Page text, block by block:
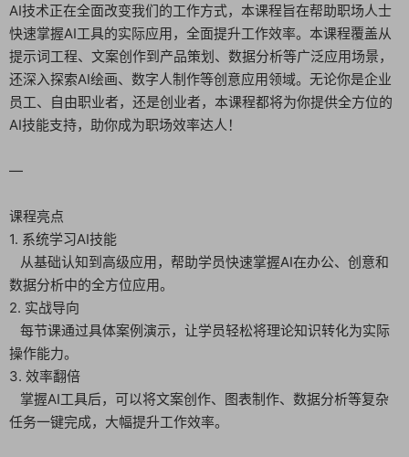
AI技术正在全面改变我们的工作方式，本课程旨在帮助职场人士
快速掌握AI工具的实际应用，全面提升工作效率。本课程覆盖从
提示词工程、文案创作到产品策划、数据分析等广泛应用场景，
还深入探索AI绘画、数字人制作等创意应用领域。无论你是企业
员工、自由职业者，还是创业者，本课程都将为你提供全方位的
AI技能支持，助你成为职场效率达人！
—
课程亮点
1. 系统学习AI技能
从基础认知到高级应用，帮助学员快速掌握AI在办公、创意和
数据分析中的全方位应用。
2. 实战导向
每节课通过具体案例演示，让学员轻松将理论知识转化为实际
操作能力。
3. 效率翻倍
掌握AI工具后，可以将文案创作、图表制作、数据分析等复杂
任务一键完成，大幅提升工作效率。